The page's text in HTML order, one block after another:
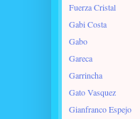
Fuerza Cristal
Gabi Costa
Gabo
Gareca
Garrincha
Gato Vasquez
Gianfranco Espejo